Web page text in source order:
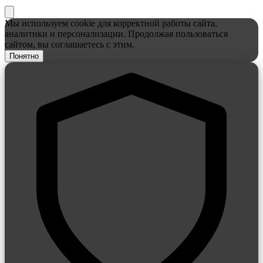
Мы используем cookie для корректной работы сайта,
аналитики и персонализации. Продолжая пользоваться
сайтом, вы соглашаетесь с этим.
Понятно